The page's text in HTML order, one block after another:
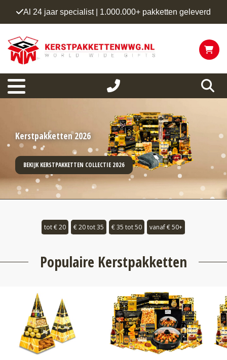
Al 24 jaar specialist | 1.000.000+ pakketten geleverd
Kerstpakketten 2026
BEKIJK KERSTPAKKETTEN COLLECTIE 2026
tot € 20 € 20 tot 35 € 35 tot 50 vanaf € 50+
Populaire Kerstpakketten